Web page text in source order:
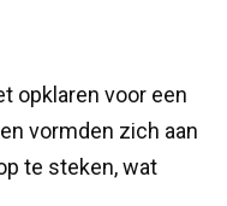
opklaren voor een
vormden zich aan
te steken, wat